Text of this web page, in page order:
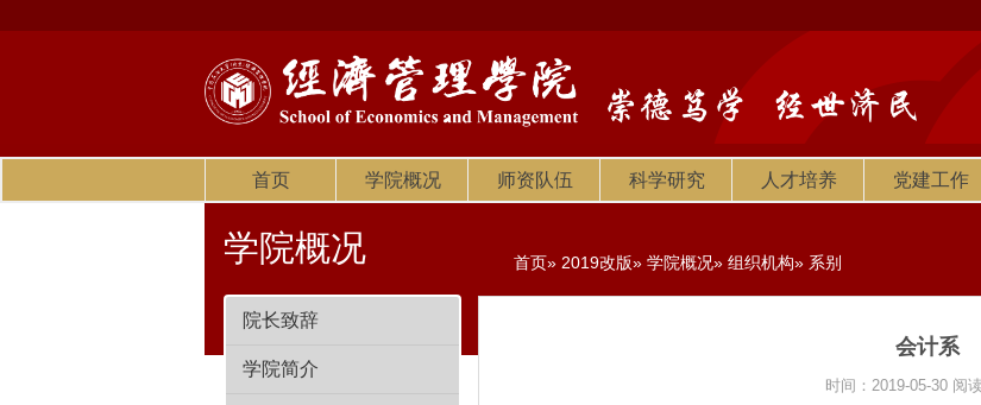
首页 学院概况 师资队伍 科学研究 人才培养 党建工作
学院概况
院长致辞
学院简介
首页» 2019改版» 学院概况» 组织机构» 系别
会计系
时间：2019-05-30 阅